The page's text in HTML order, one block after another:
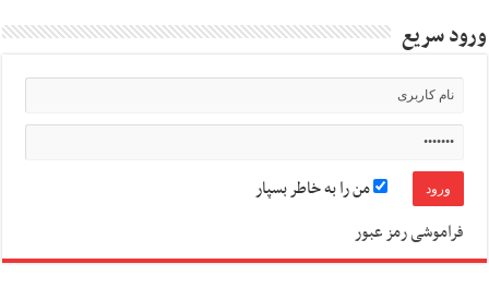
ورود سریع
من را به خاطر بسپار
فراموشی رمز عبور